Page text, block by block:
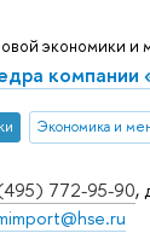
772-95-90,
экономики и
Экономика и